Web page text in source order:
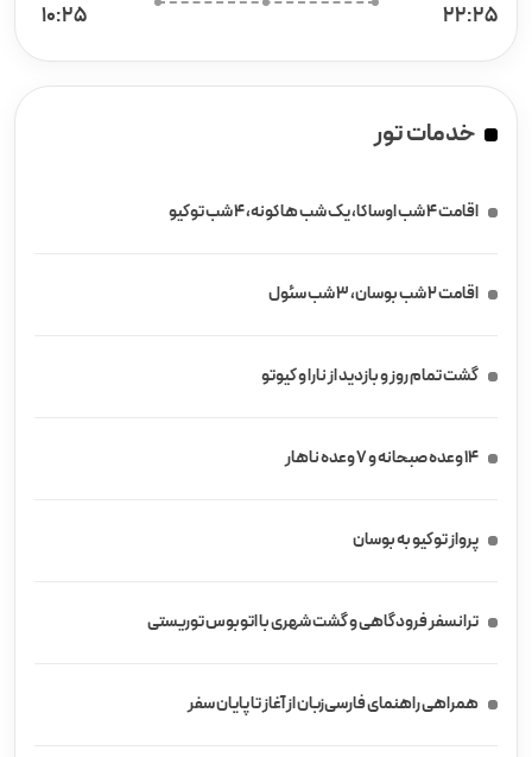
22:25
10:25
خدمات تور
اقامت 4 شب اوساکا، یک شب هاکونه، 4 شب توکیو
اقامت 2 شب بوسان، 3 شب سئول
گشت تمام روز و بازدید از نارا و کیوتو
14 وعده صبحانه و 7 وعده ناهار
پرواز توکیو به بوسان
ترانسفر فرودگاهی و گشت شهری با اتوبوس توریستی
همراهی راهنمای فارسی‌زبان از آغاز تا پایان سفر